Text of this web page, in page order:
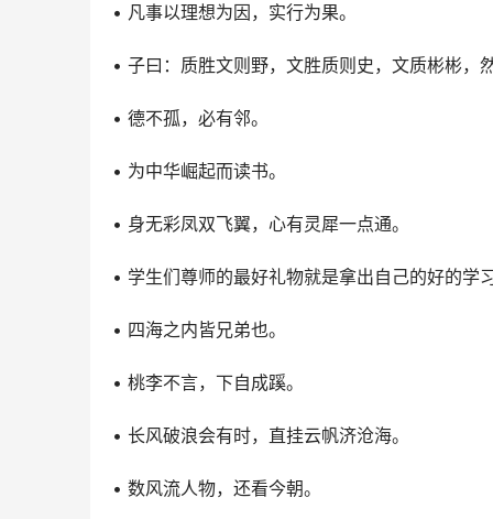
• 凡事以理想为因，实行为果。
• 子曰：质胜文则野，文胜质则史，文质彬彬，
• 德不孤，必有邻。
• 为中华崛起而读书。
• 身无彩凤双飞翼，心有灵犀一点通。
• 学生们尊师的最好礼物就是拿出自己的好的学习
• 四海之内皆兄弟也。
• 桃李不言，下自成蹊。
• 长风破浪会有时，直挂云帆济沧海。
• 数风流人物，还看今朝。